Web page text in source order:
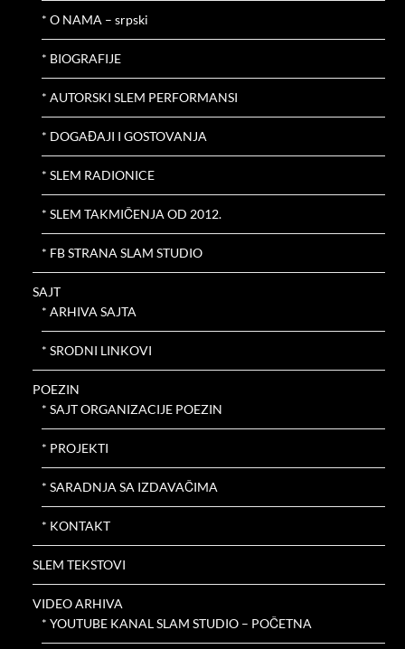
* O NAMA – srpski
* BIOGRAFIJE
* AUTORSKI SLEM PERFORMANSI
* DOGAĐAJI I GOSTOVANJA
* SLEM RADIONICE
* SLEM TAKMIČENJA OD 2012.
* FB STRANA SLAM STUDIO
SAJT
* ARHIVA SAJTA
* SRODNI LINKOVI
POEZIN
* SAJT ORGANIZACIJE POEZIN
* PROJEKTI
* SARADNJA SA IZDAVAČIMA
* KONTAKT
SLEM TEKSTOVI
VIDEO ARHIVA
* YOUTUBE KANAL SLAM STUDIO – POČETNA